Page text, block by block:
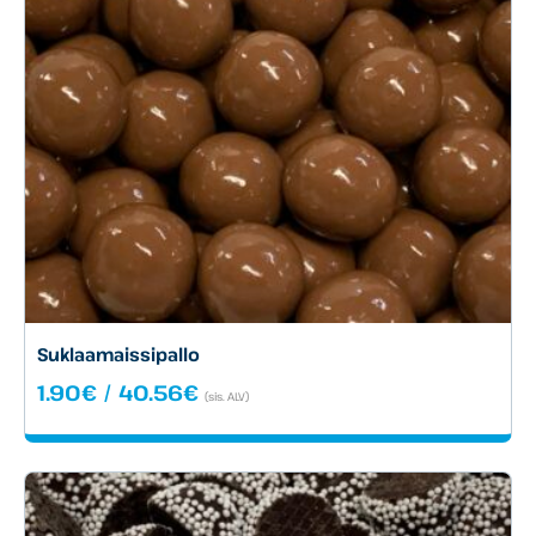
Suklaamaissipallo
1.90€ / 40.56€Hintaluokka:
-
(sis. ALV)